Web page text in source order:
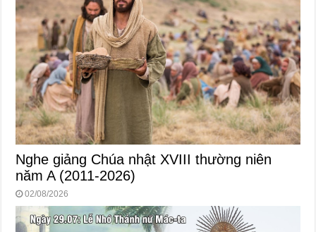
Nghe giảng Chúa nhật XVIII thường niên
năm A (2011-2026)
02/08/2026